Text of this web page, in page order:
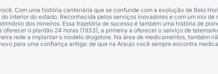
Com uma história centenária que se confunde com a evolução de Belo
interior do estado. Reconhecida pelos serviços inovadores e com um mix de
dos mineiros. Essa trajetória de sucesso é também uma história de
o plantão 24 horas (1933), a primeira a oferecer o serviço de
rede a implantar o modelo drugstore. Na área de medicamentos, também
para uma confiança antiga: de que na Araujo você sempre encontra